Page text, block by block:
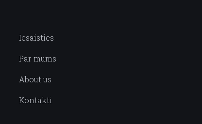
Iesaisties
Par mums
About us
Kontakti